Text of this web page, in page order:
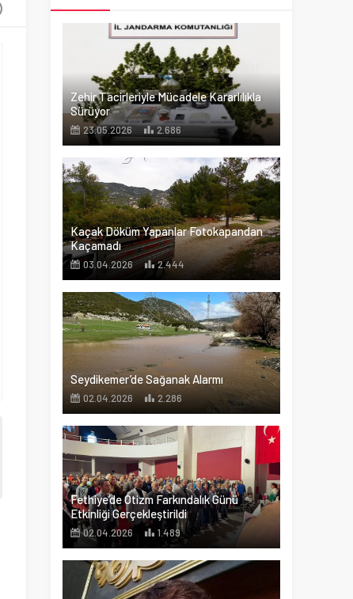
Zehir Tacirleriyle Mücadele Kararlılıkla
Sürüyor
23.05.2026 2.686
Kaçak Döküm Yapanlar Fotokapandan
Kaçamadı
03.04.2026 2.444
Seydikemer’de Sağanak Alarmı
02.04.2026 2.286
Fethiye’de Otizm Farkındalık Günü
Etkinliği Gerçekleştirildi
02.04.2026 1.489